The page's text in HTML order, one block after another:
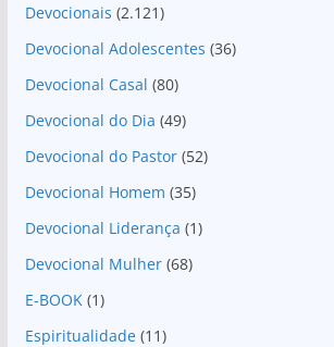
Devocionais (2.121)
Devocional Adolescentes (36)
Devocional Casal (80)
Devocional do Dia (49)
Devocional do Pastor(52)
Devocional Homem (35)
Devocional Liderança (1)
Devocional Mulher(68)
E-BOOK(1)
Espiritualidade(11)